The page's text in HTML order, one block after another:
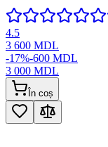
4.5
3 600 MDL
-17%-600 MDL
3 000 MDL
În coș